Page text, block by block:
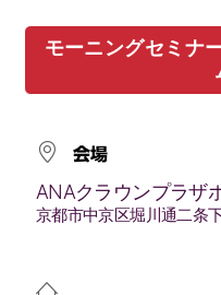
モーニングセミナ
会場
ANAクラウンプラザ
京都市中京区堀川通二条